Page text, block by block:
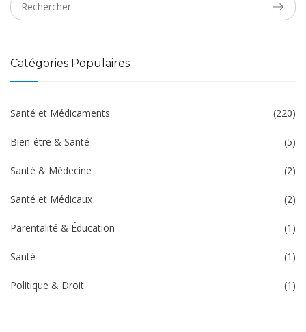
Catégories Populaires
Santé et Médicaments (220)
Bien-être & Santé (5)
Santé & Médecine (2)
Santé et Médicaux (2)
Parentalité & Éducation (1)
Santé (1)
Politique & Droit (1)